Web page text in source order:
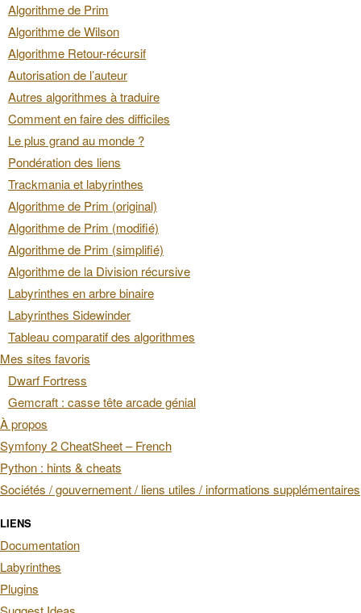
Algorithme de Prim
Algorithme de Wilson
Algorithme Retour-récursif
Autorisation de l’auteur
Autres algorithmes à traduire
Comment en faire des difficiles
Le plus grand au monde ?
Pondération des liens
Trackmania et labyrinthes
Algorithme de Prim (original)
Algorithme de Prim (modifié)
Algorithme de Prim (simplifié)
Algorithme de la Division récursive
Labyrinthes en arbre binaire
Labyrinthes Sidewinder
Tableau comparatif des algorithmes
Mes sites favoris
Dwarf Fortress
Gemcraft : casse tête arcade génial
À propos
Symfony 2 CheatSheet – French
Python : hints & cheats
Sociétés / gouvernement / liens utiles / informations supplémentaires
LIENS
Documentation
Labyrinthes
Plugins